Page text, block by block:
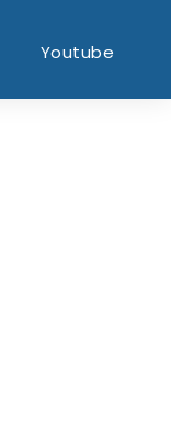
Youtube